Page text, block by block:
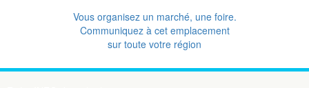
Vous organisez un marché, une foire.
Communiquez à cet emplacement
sur toute votre région